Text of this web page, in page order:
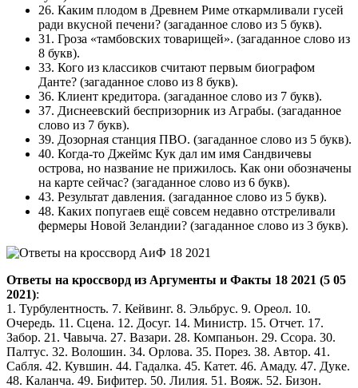
26. Каким плодом в Древнем Риме откармливали гусей
ради вкусной печени? (загаданное слово из 5 букв).
31. Гроза «тамбовских товарищей». (загаданное слово из
8 букв).
33. Кого из классиков считают первым биографом
Данте? (загаданное слово из 8 букв).
36. Клиент кредитора. (загаданное слово из 7 букв).
37. Диснеевский беспризорник из Аграбы. (загаданное
слово из 7 букв).
39. Дозорная станция ПВО. (загаданное слово из 5 букв).
40. Когда-то Джеймс Кук дал им имя Сандвичевы
острова, но название не прижилось. Как они обозначены
на карте сейчас? (загаданное слово из 6 букв).
43. Результат давления. (загаданное слово из 5 букв).
48. Каких попугаев ещё совсем недавно отстреливали
фермеры Новой Зеландии? (загаданное слово из 3 букв).
Ответы на кроссворд из Аргументы и Факты 18 2021 (5 05
2021):
1. Турбулентность. 7. Кейвинг. 8. Эльбрус. 9. Ореол. 10.
Очередь. 11. Сцена. 12. Досуг. 14. Министр. 15. Отчет. 17.
Забор. 21. Чавыча. 27. Вазари. 28. Компаньон. 29. Ссора. 30.
Палтус. 32. Волошин. 34. Орлова. 35. Порез. 38. Автор. 41.
Сабля. 42. Кувшин. 44. Гадалка. 45. Катет. 46. Амаду. 47. Дуке.
48. Каланча. 49. Бифитер. 50. Лилия. 51. Вояж. 52. Бизон.